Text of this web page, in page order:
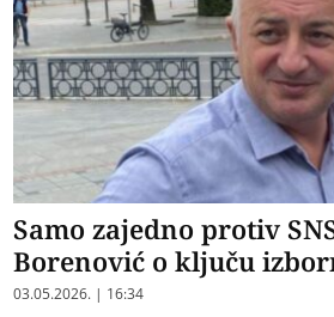
Samo zajedno protiv
Borenović o ključu
03.05.2026. | 16:34